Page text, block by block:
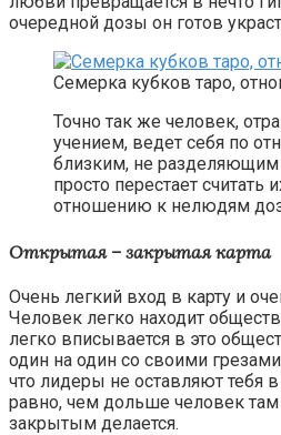
очередной дозы он готов
Семерка кубков таро,
Точно так же человек,
учением, ведет себя по
близким, не
просто перестает считать
отношению к нелюдям
Открытая – закрытая карта
Очень легкий вход в карту и
Человек легко находит
легко вписывается в это
один на один со своими
что лидеры не оставляют тебя
равно, чем дольше человек там
закрытым делается.